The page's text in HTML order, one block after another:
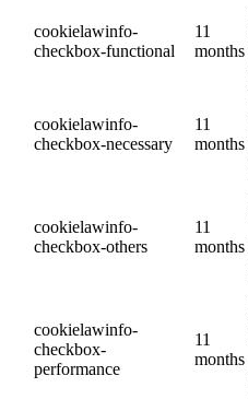
cookielawinfo-
checkbox-functional
11
months
cookielawinfo-
checkbox-necessary
11
months
cookielawinfo-
checkbox-others
11
months
cookielawinfo-
checkbox-
performance
11
months